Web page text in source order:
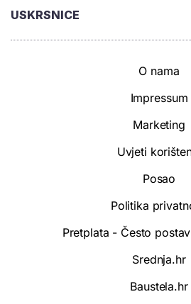
USKRSNICE
O nama
Impressum
Marketing
Uvjeti
Posao
Politika
Pretplata - Često
Srednja.hr
Baustela.hr